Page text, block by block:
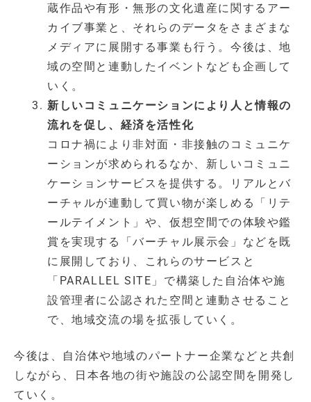
蔵作品や有形・無形の文化遺産に関するアー
カイブ事業と、それらのデータをさまざまな
メディアに展開する事業も行う。今後は、地
域の空間と連動したイベントなども企画して
いく。
新しいコミュニケーションにより人と情報の
流れを促し、経済を活性化
コロナ禍により非対面・非接触のコミュニケ
ーションが求められるなか、新しいコミュニ
ケーションサービスを提供する。リアルとバ
ーチャルが連動して買い物が楽しめる「リテ
ールテイメント」や、仮想空間での体験や鑑
賞を実現する「バーチャル展示会」などを既
に展開しており、これらのサービスと
「PARALLEL SITE」で構築した自治体や施
設管理者に公認された空間と連動させること
で、地域交流の場を拡張していく。
今後は、自治体や地域のパートナー企業などと共創
しながら、日本各地の街や施設の公認空間を開発し
ていく。